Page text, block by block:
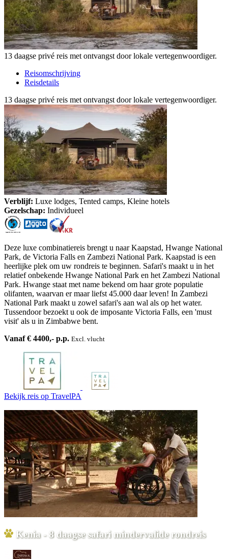
13 daagse privé reis met ontvangst door lokale vertegenwoordiger.
Reisomschrijving
Reisdetails
13 daagse privé reis met ontvangst door lokale vertegenwoordiger.
Verblijf: Luxe lodges, Tented camps, Kleine hotels
Gezelschap: Individueel
Deze luxe combinatiereis brengt u naar Kaapstad, Hwange National
Park, de Victoria Falls en Zambezi National Park. Kaapstad is een
heerlijke plek om uw rondreis te beginnen. Safari's maakt u in het
relatief onbekende Hwange National Park en het Zambezi National
Park. Hwange staat met name bekend om haar grote populatie
olifanten, waarvan er maar liefst 45.000 daar leven! In Zambezi
National Park maakt u zowel safari's aan wal als op het water.
Tussendoor bezoekt u ook de imposante Victoria Falls, een 'must
visit' als u in Zimbabwe bent.
Vanaf € 4400,- p.p. Excl. vlucht
Bekijk reis op TravelPA
Kenia - 8 daagse safari mindervalide rondreis